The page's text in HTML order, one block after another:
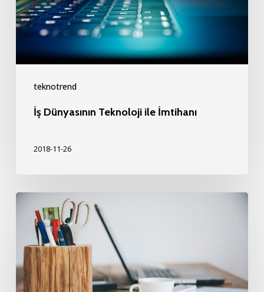
teknotrend
İş Dünyasının Teknoloji ile İmtihanı
2018-11-26
Teknoloji
Ekiplerinize
Nasıl
İlham
Verirsiniz?